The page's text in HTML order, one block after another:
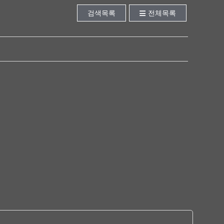
검색목록 전체목록